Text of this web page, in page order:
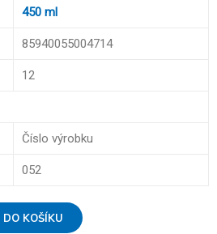
450 ml
85940055004714
12
Číslo výrobku
052
KOŠÍKU